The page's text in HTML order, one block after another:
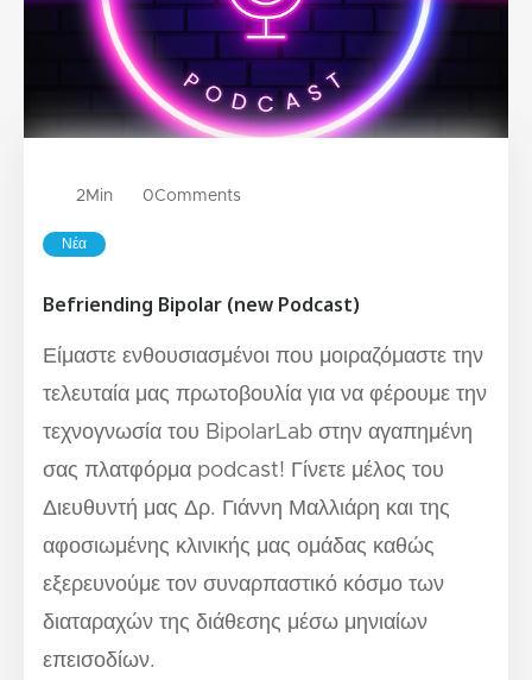
2Min 0Comments
Νέα
Befriending Bipolar (new Podcast)
Είμαστε ενθουσιασμένοι που μοιραζόμαστε την
τελευταία μας πρωτοβουλία για να φέρουμε την
τεχνογνωσία του BipolarLab στην αγαπημένη
σας πλατφόρμα podcast! Γίνετε μέλος του
Διευθυντή μας Δρ. Γιάννη Μαλλιάρη και της
αφοσιωμένης κλινικής μας ομάδας καθώς
εξερευνούμε τον συναρπαστικό κόσμο των
διαταραχών της διάθεσης μέσω μηνιαίων
επεισοδίων.